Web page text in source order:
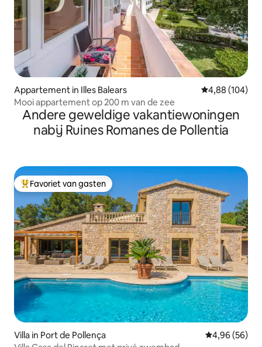
Appartement in Illes Balears Gemiddelde
4,88 (104)
Mooi appartement op 200 m van de zee
Andere geweldige vakantiewoningen
nabij Ruines Romanes de Pollentia
Topfavoriet van gasten
Favoriet van gasten
Villa in Port de Pollença Gemiddelde
4,96 (56)